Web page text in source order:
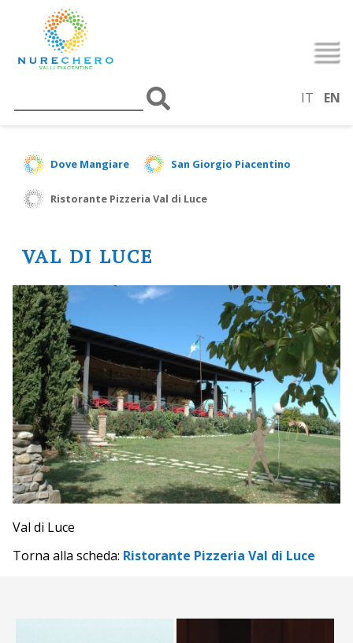
IT EN
Dove Mangiare San Giorgio Piacentino
Ristorante Pizzeria Val di Luce
VAL DI LUCE
Val di Luce
Torna alla scheda: Ristorante Pizzeria Val di Luce